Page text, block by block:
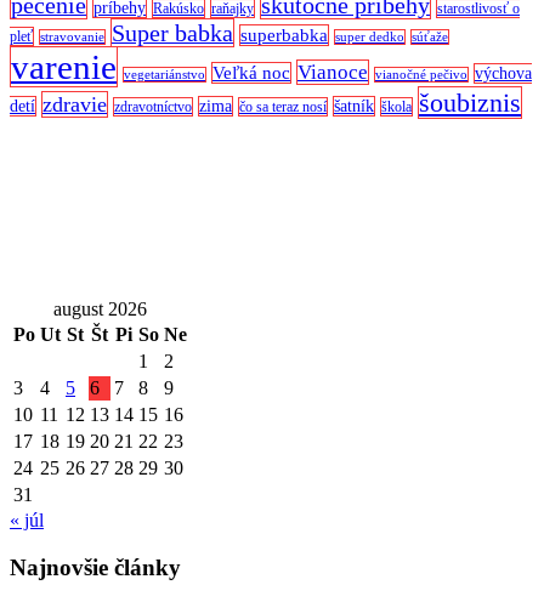
príbehy Rakúsko raňajky
starostlivosť o
pleť stravovanie Super babka superbabka super dedko súťaže
varenie vegetariánstvo Veľká noc Vianoce vianočné pečivo
výchova
detí zdravie zdravotníctvo zima čo sa teraz nosí šatník škola šoubiznis
august 2026
Po Ut St Št Pi So Ne
1
2
3
4 5 6 7 8
9
10 11 12 13 14 15 16
17 18 19 20 21 22 23
24 25 26 27 28 29 30
31
« júl
Najnovšie články